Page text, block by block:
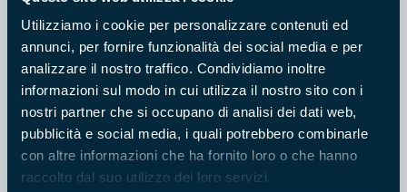
Utilizziamo i cookie per personalizzare contenuti ed
annunci, per fornire funzionalità dei social media e per
analizzare il nostro traffico. Condividiamo inoltre
informazioni sul modo in cui utilizza il nostro sito con i
nostri partner che si occupano di analisi dei dati web,
pubblicità e social media, i quali potrebbero combinarle
con altre informazioni che ha fornito loro o che hanno
raccolto dal suo utilizzo dei loro servizi.
È fondamentale ricordare che i piccoli di riccio non devono
essere raccolti o toccati, se non in presenza di condizioni
evidenti di pericolo, come ferite, immobilità o situazioni di
rischio imminente. Un intervento non necessario può
compromettere la loro sopravvivenza, separandoli dal loro
habitat e dalla madre. In caso di dubbio, è sempre consigliabile
contattare i Guardiaparco o centri specializzati come la LIPU,